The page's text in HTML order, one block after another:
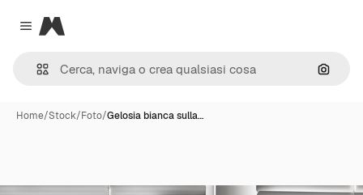
Close menu
Magnific
Cerca
Home/Stock/Foto/Gelosia bianca sulla…